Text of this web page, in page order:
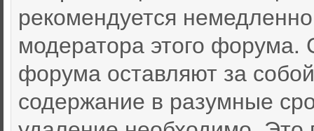
рекомендуется
модератора этого форума.
форума оставляют за
содержание в разумные